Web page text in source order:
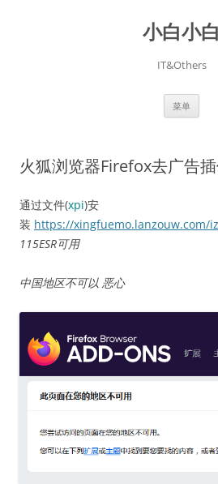
小白小白
IT&Others
菜单
火狐浏览器Firefox去广告
通过文件(xpi)安
装 https://xingfuemo.lanzouw.com/
115ESR可用
中国地区不可以 恶心